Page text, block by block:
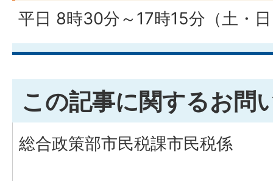
平日 8時30分～17時15分（土・
この記事に関するお問
総合政策部市民税課市民税係